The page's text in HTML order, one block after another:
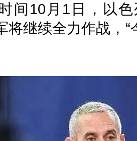
10月1日，以色
将继续全力作战，